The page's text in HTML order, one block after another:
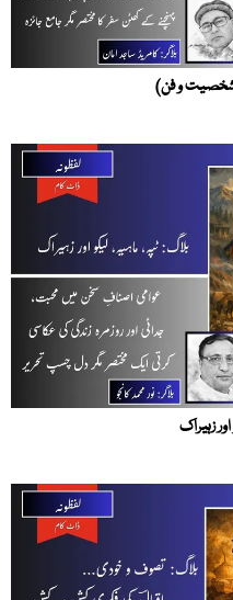
و فن)
زہیراک